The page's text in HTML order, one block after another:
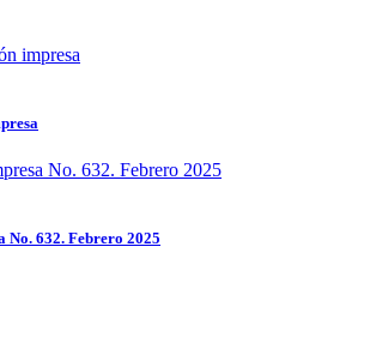
No. 632. Febrero 2025